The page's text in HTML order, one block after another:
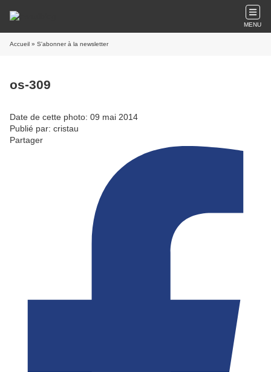
MENU
Accueil » S'abonner à la newsletter
os-309
Date de cette photo: 09 mai 2014
Publié par: cristau
Partager